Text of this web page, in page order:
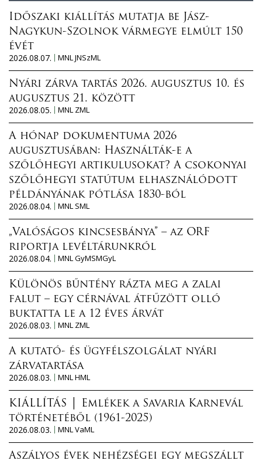
Időszaki kiállítás mutatja be Jász-
Nagykun-Szolnok vármegye elmúlt 150
évét
2026.08.07.
MNL JNSzML
Nyári zárva tartás 2026. augusztus 10. és
augusztus 21. között
2026.08.05.
MNL ZML
A hónap dokumentuma 2026
augusztusában: Használták-e a
szőlőhegyi artikulusokat? A csokonyai
szőlőhegyi statútum elhasználódott
példányának pótlása 1830-ból
2026.08.04.
MNL SML
„Valóságos kincsesbánya” – az ORF
riportja levéltárunkról
2026.08.04.
MNL GyMSMGyL
Különös bűntény rázta meg a zalai
falut – egy cérnával átfűzött olló
buktatta le a 12 éves árvát
2026.08.03.
MNL ZML
A kutató- és ügyfélszolgálat nyári
zárvatartása
2026.08.03.
MNL HML
KIÁLLÍTÁS │ Emlékek a Savaria Karnevál
történetéből (1961-2025)
2026.08.03.
MNL VaML
Aszályos évek nehézségei egy megszállt